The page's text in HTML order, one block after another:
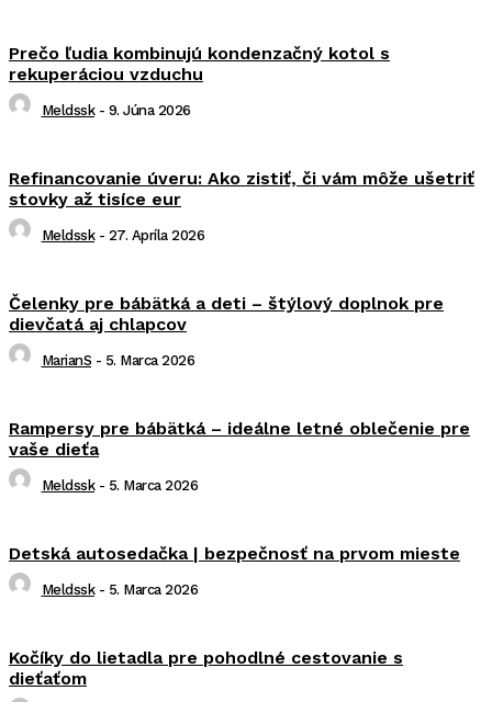
Prečo ľudia kombinujú kondenzačný kotol s
rekuperáciou vzduchu
Meldssk - 9. Júna 2026
Refinancovanie úveru: Ako zistiť, či vám môže ušetriť
stovky až tisíce eur
Meldssk - 27. Apríla 2026
Čelenky pre bábätká a deti – štýlový doplnok pre
dievčatá aj chlapcov
MarianS - 5. Marca 2026
Rampersy pre bábätká – ideálne letné oblečenie pre
vaše dieťa
Meldssk - 5. Marca 2026
Detská autosedačka | bezpečnosť na prvom mieste
Meldssk - 5. Marca 2026
Kočíky do lietadla pre pohodlné cestovanie s
dieťaťom